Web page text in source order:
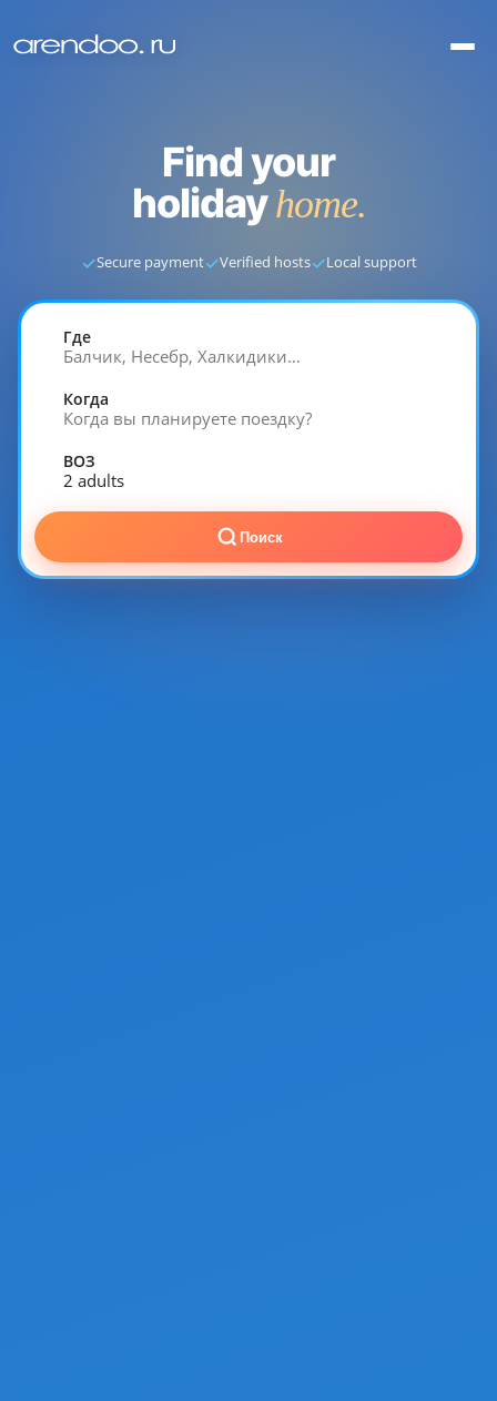
Find your
holidayhome.
✓Secure payment✓Verified hosts✓Local support
Где
Балчик, Несебр, Халкидики…
Когда
Когда вы планируете поездку?
ВОЗ
2 adults
Поиск